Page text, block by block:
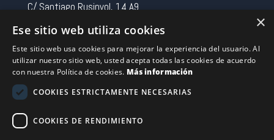
C/ Santiago Rusinyol, 14 A9
Spain
CONTACTO
Tel 0034 93 713 37 30
sermovil@sertronic.es
Acceso intranet para representantes
×
Ese sitio web utiliza cookies
Este sitio web usa cookies para mejorar la experiencia del usuario. Al
utilizar nuestro sitio web, usted acepta todas las cookies de acuerdo
con nuestra Política de cookies. Más información
COOKIES ESTRICTAMENTE NECESARIAS
COOKIES DE RENDIMIENTO